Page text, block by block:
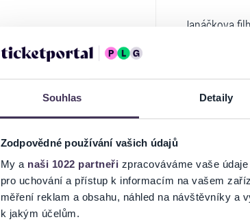
Souhlas Detaily
Zodpovědné používání vašich údajů
My a naši 1022 partneři zpracováváme vaše
pro uchování a přístup k informacím na vašem
měření reklam a obsahu, náhled na návštěvníky a
k jakým účelům.
Janáčkova
Sylva
Aleš Bricein –